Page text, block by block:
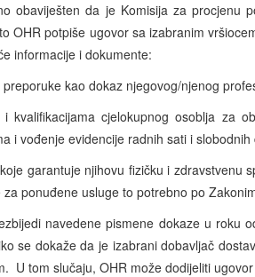
obaviješten da je Komisija za procjenu
OHR potpiše ugovor sa izabranim
informacije i dokumente:
kao dokaz njegovog/njenog
cjelokupnog osoblja za
i vođenje evidencije radnih sati i slobodnih
garantuje njihovu fizičku i zdravstvenu
ponuđene usluge to potrebno po
navedene pismene dokaze u roku
se dokaže da je izabrani dobavljač
U tom slučaju, OHR može dodijeliti